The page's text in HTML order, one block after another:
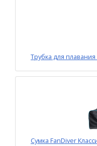
Трубка для
Сумка FanDiver